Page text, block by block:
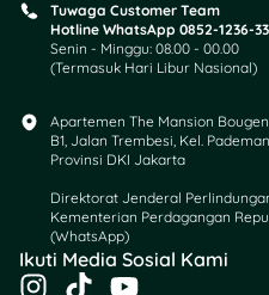
1. Pinjam Lewat Aplikasi
Pegadaian Digital
Download&
registrasi aplikasi
Play Store atau App
Store.
Logindan pilih menu
“Pembiayaan”.
Tuwaga Customer Team
Hotline WhatsApp 0852-1236-
Senin - Minggu: 08.00 - 00.00
(Termasuk Hari Libur Nasional)
Apartemen The Mansion
B1, Jalan Trembesi, Kel.
Provinsi DKI Jakarta
Direktorat Jenderal
Kementerian Perdagangan
(WhatsApp)​
Ikuti Media Sosial Kami
I T Y